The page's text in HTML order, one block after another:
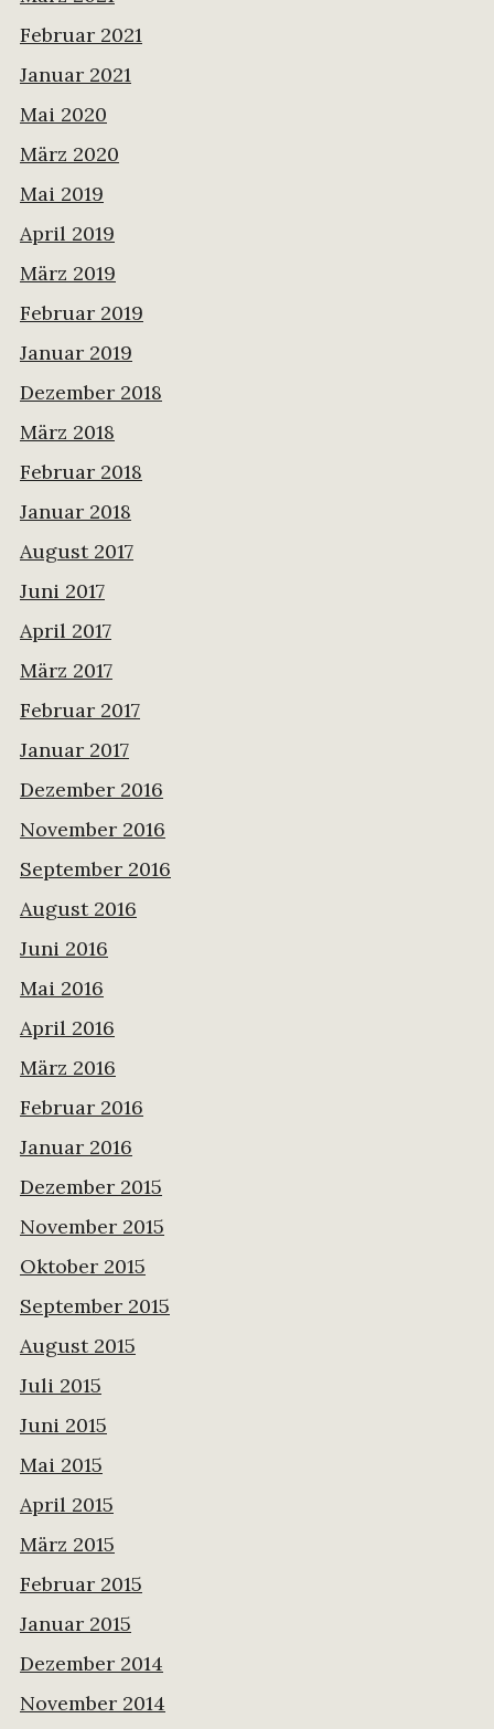
Februar 2021
Januar 2021
Mai 2020
März 2020
Mai 2019
April 2019
März 2019
Februar 2019
Januar 2019
Dezember 2018
März 2018
Februar 2018
Januar 2018
August 2017
Juni 2017
April 2017
März 2017
Februar 2017
Januar 2017
Dezember 2016
November 2016
September 2016
August 2016
Juni 2016
Mai 2016
April 2016
März 2016
Februar 2016
Januar 2016
Dezember 2015
November 2015
Oktober 2015
September 2015
August 2015
Juli 2015
Juni 2015
Mai 2015
April 2015
März 2015
Februar 2015
Januar 2015
Dezember 2014
November 2014